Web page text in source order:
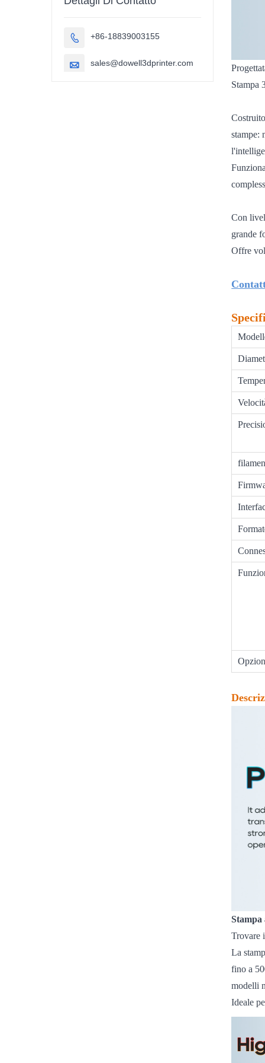
Stampa
stampe:
Con
grande
Offre
Stampa
Trovare
La
fino a
modelli
Ideale
 +86-18839003155
 sales@dowell3dprinter.com